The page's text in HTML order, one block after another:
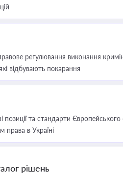
регулювання виконання
відбувають покарання
позиції та стандарти
права в Україні
рішень